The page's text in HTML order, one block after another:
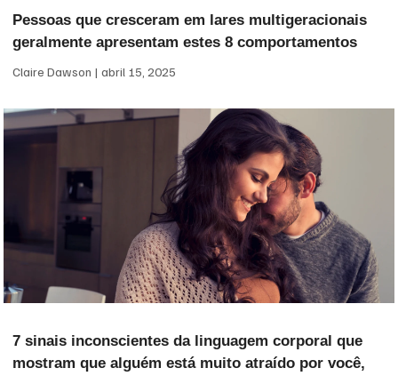
Pessoas que cresceram em lares multigeracionais
geralmente apresentam estes 8 comportamentos
Claire Dawson abril 15, 2025
7 sinais inconscientes da linguagem corporal que
mostram que alguém está muito atraído por você,